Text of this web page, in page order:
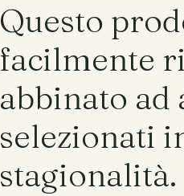
Questo
facilmente
abbinato
selezionati
stagionalità.